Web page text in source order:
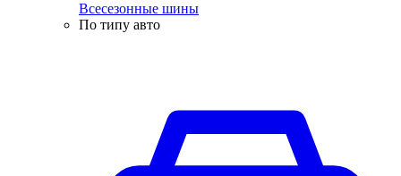
Всесезонные шины
По типу авто